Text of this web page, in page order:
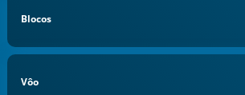
Blocos
Vôo